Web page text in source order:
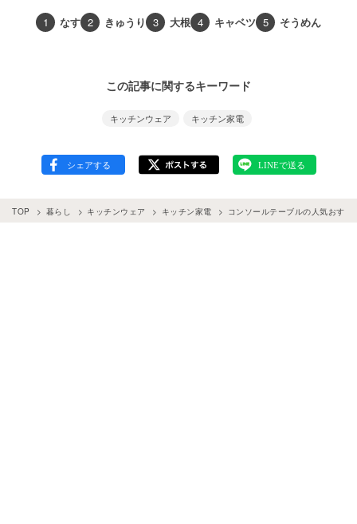
1 なす 2 きゅうり 3 大根 4 キャベツ 5 そうめん
この記事に関するキーワード
キッチンウェア キッチン家電
TOP 暮らし キッチンウェア キッチン家電 コンソールテーブルの人気おす